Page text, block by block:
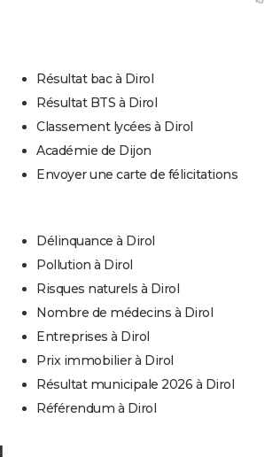
Résultat bac à Dirol
Résultat BTS à Dirol
Classement lycées à Dirol
Académie de Dijon
Envoyer une carte de félicitations
Délinquance à Dirol
Pollution à Dirol
Risques naturels à Dirol
Nombre de médecins à Dirol
Entreprises à Dirol
Prix immobilier à Dirol
Résultat municipale 2026 à Dirol
Référendum à Dirol